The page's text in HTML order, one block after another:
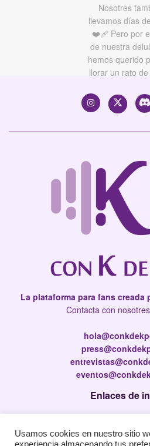
La plataforma para fans creada
Contacta con
Enlaces de
Política de
Usamos cookies en nuestro sitio